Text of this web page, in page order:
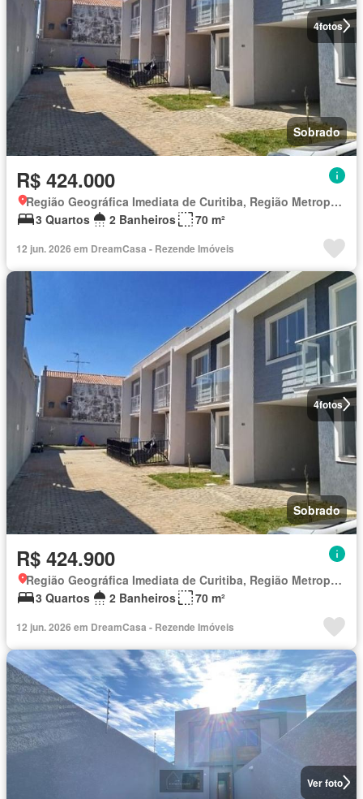
4fotos
Sobrado
R$ 424.000
Região Geográfica Imediata de Curitiba, Região Metropolitana de Curitiba
3 Quartos
2 Banheiros 70 m²
12 jun. 2026 em DreamCasa - Rezende Imóveis
4fotos
Sobrado
R$ 424.900
Região Geográfica Imediata de Curitiba, Região Metropolitana de Curitiba
3 Quartos
2 Banheiros 70 m²
12 jun. 2026 em DreamCasa - Rezende Imóveis
Ver foto